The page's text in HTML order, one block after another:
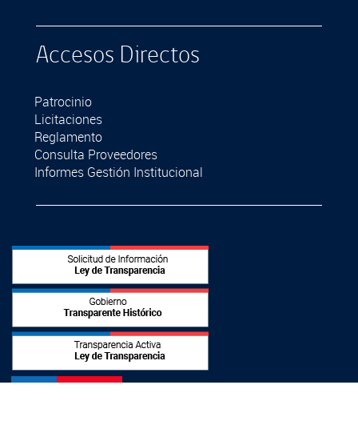
Accesos Directos
Patrocinio
Licitaciones
Reglamento
Consulta Proveedores
Informes Gestión Institucional